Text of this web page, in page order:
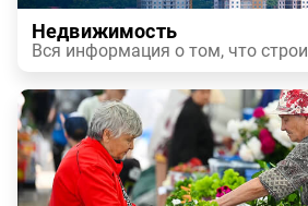
Недвижимость
Вся информация о том, что